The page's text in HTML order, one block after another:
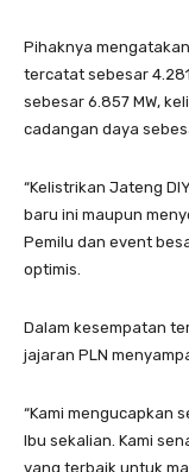
Pihaknya
tercatat sebesar
sebesar 6.857 MW,
cadangan daya
“Kelistrikan Jateng
baru ini maupun
Pemilu dan event
optimis.
Dalam kesempatan
jajaran PLN
“Kami mengucapkan
Ibu sekalian. Kami
yang terbaik untuk